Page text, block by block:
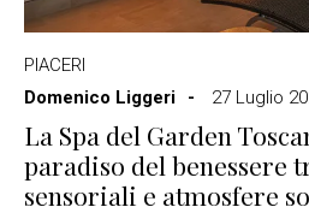
PIACERI
Domenico Liggeri
27 Luglio
La Spa del Garden
paradiso del benessere
sensoriali e atmosfere